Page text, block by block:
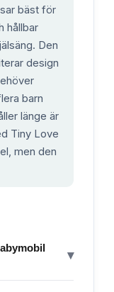
bäst för
hållbar
Den
design
barn
länge är
Tiny Love
men den
▾